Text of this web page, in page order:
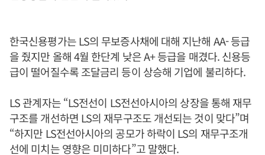
한국신용평가는 LS의 무보증사채에 대해 지난해 AA- 등급
을 줬지만 올해 4월 한단계 낮은 A+ 등급을 매겼다. 신용등
급이 떨어질수록 조달금리 등이 상승해 기업에 불리하다.
LS 관계자는 “LS전선이 LS전선아시아의 상장을 통해 재무
구조를 개선하면 LS의 재무구조도 개선되는 것이 맞다”며
“하지만 LS전선아시아의 공모가 하락이 LS의 재무구조개
선에 미치는 영향은 미미하다”고 말했다.